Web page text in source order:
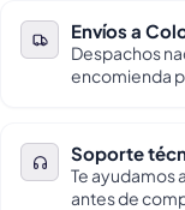
Envíos a
Despachos
encomienda
Soporte
Te ayudamos
antes de